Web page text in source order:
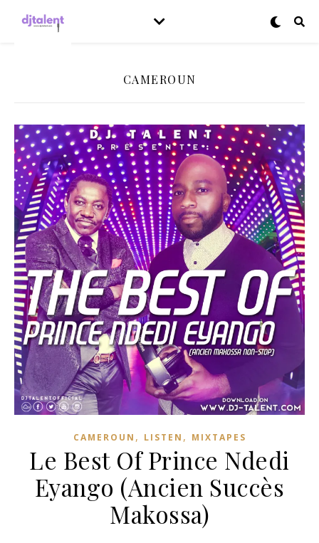
CAMEROUN
CAMEROUN , LISTEN , MIXTAPES
Le Best Of Prince Ndedi
Eyango (Ancien Succès
Makossa)